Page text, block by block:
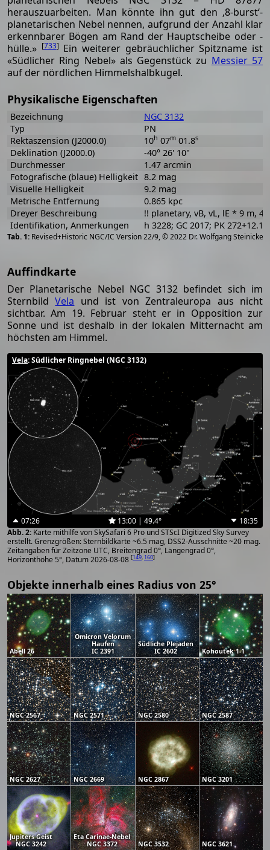
herauszuarbeiten. Man könnte ihn gut den ‚8-burst‘-
planetarischen Nebel nennen, aufgrund der Anzahl klar
erkennbarer Bögen am Rand der Hauptscheibe oder -
hülle.» [733] Ein weiterer gebräuchlicher Spitzname ist
«Südlicher Ring Nebel» als Gegenstück zu Messier 57
auf der nördlichen Himmelshalbkugel.
Physikalische Eigenschaften
Revised+Historic NGC/IC Version 22/9, © 2022 Dr. Wolfgang Steinicke
Bezeichnung
NGC 3132
Typ
PN
Rektaszension (J2000.0)
10h 07m01.8s
Deklination (J2000.0)
-40° 26' 10"
Durchmesser
1.47 arcmin
Fotografische (blaue) Helligkeit 8.2 mag
Visuelle Helligkeit
9.2 mag
Metrische Entfernung
0.865 kpc
Dreyer Beschreibung
!! planetary, vB, vL, lE * 9 m,
Identifikation, Anmerkungen
h 3228; GC 2017; PK
Auffindkarte
Der Planetarische Nebel NGC 3132 befindet sich im
SternbildVela und ist von Zentraleuropa aus nicht
sichtbar. Am 19. Februar steht er in Opposition zur
Sonne und ist deshalb in der lokalen Mitternacht am
höchsten am Himmel.
Vela: Südlicher Ringnebel (NGC 3132)
07:26 13:00 | 49.4°
18:35
Karte mithilfe von SkySafari 6 Pro und STScI Digitized Sky Survey
erstellt. Grenzgrößen: Sternbildkarte ~6.5 mag, DSS2-Ausschnitte ~20 mag.
Zeitangaben für Zeitzone UTC, Breitengrad 0°, Längengrad 0°,
Horizonthöhe 5°, Datum 2026-08-08 [149, 160]
Objekte innerhalb eines Radius von 25°
Abell 26
Omicron Velorum
Haufen
IC 2391
Südliche Plejaden
IC 2602
Kohoutek 1-1
NGC 2567 NGC 2571 NGC 2580 NGC 2587
NGC 2627 NGC 2669 NGC 2867 NGC 3201
Jupiters Geist
NGC 3242
Eta Carinae-Nebel
NGC 3372
NGC 3532 NGC 3621